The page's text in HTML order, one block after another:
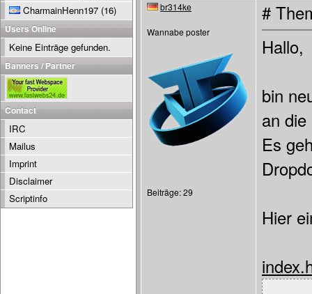
br314ke
Wannabe poster
Beiträge: 29
#
Hallo,
bin
an
Es
Hier
CharmainHenn197 (16)
Users Online
Keine Einträge gefunden.
Banners / Partner
Contact
IRC
Mailus
Imprint
Disclaimer
Scriptinfo